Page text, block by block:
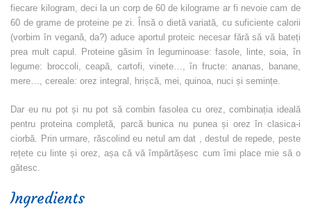
fiecare kilogram, deci la un corp de 60 de kilograme ar fi nevoie cam de
60 de grame de proteine pe zi. Însă o dietă variată, cu suficiente calorii
(vorbim în vegană, da?) aduce aportul proteic necesar fără să vă bateți
prea mult capul. Proteine găsim în leguminoase: fasole, linte, soia, în
legume: broccoli, ceapă, cartofi, vinete…, în fructe: ananas, banane,
mere…, cereale: orez integral, hrișcă, mei, quinoa, nuci și semințe.
Dar eu nu pot și nu pot să combin fasolea cu orez, combinația ideală
pentru proteina completă, parcă bunica nu punea și orez în clasica-i
ciorbă. Prin urmare, răscolind eu netul am dat , destul de repede, peste
rețete cu linte și orez, așa că vă împărtășesc cum îmi place mie să o
gătesc.
Ingredients